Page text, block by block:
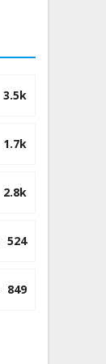
3.5k
1.7k
2.8k
524
849